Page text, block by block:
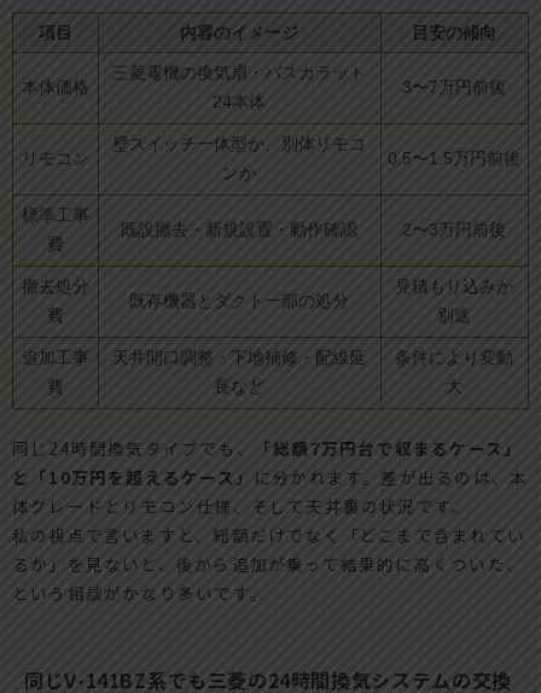
項目 内容のイメージ 目安の傾向
本体価格
三菱電機の換気扇・バスカラット
24本体
3〜7万円前後
リモコン
壁スイッチ一体型か、別体リモコ
ンか
0.5〜1.5万円前後
標準工事
費
既設撤去・新規設置・動作確認 2〜3万円前後
撤去処分
費
既存機器とダクト一部の処分
見積もり込みか
別途
追加工事
費
天井開口調整・下地補修・配線延
長など
条件により変動
大
同じ24時間換気タイプでも、
「総額7万円台で収まるケース」
と「10万円を超えるケース」 に分かれます。差が出るのは、本
体グレードとリモコン仕様、そして天井裏の状況です。
私の視点で言いますと、総額だけでなく「どこまで含まれてい
るか」を見ないと、後から追加が乗って結果的に高くついた、
という相談がかなり多いです。
同じV-141BZ系でも三菱の24時間換気システムの交換